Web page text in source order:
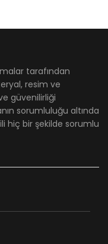
tarafından
resim ve
güvenilirliği
sorumluluğu altında
hiç bir şekilde sorumlu